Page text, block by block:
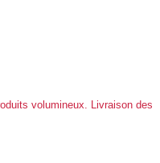
volumineux.
Livraison des